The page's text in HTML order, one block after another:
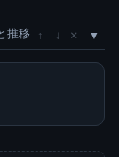
推移 ↑ ↓ ×